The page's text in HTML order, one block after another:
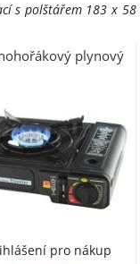
s polštářem 183 x 58
plynový
pro nákup